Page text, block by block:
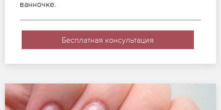
ванночке.
Бесплатная консультация